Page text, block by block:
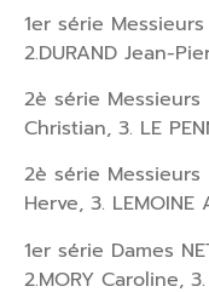
1er série Messieurs
2.DURAND Jean-
2è série Messieurs
Christian, 3. LE
2è série Messieurs
Herve, 3. LEMOINE
1er série Dames
2.MORY Caroline,